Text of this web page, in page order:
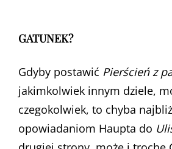
GATUNEK?
Gdyby postawić Pierścień z
jakimkolwiek innym dziele,
czegokolwiek, to chyba
opowiadaniom Haupta do